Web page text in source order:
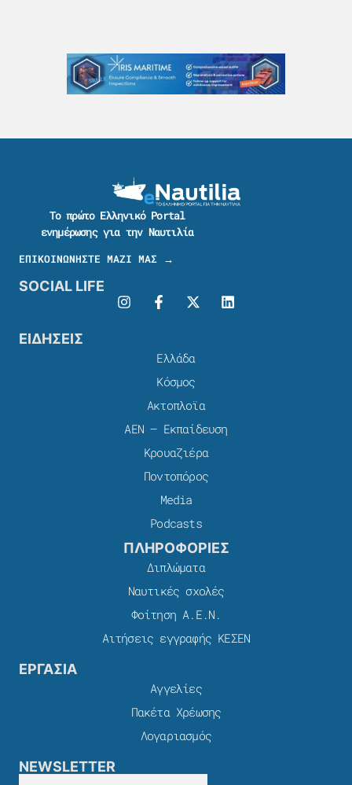
Το πρώτο Ελληνικό Portal
ενημέρωσης για την Ναυτιλία
ΕΠΙΚΟΙΝΩΝΗΣΤΕ ΜΑΖΙ ΜΑΣ →
SOCIAL LIFE
ΕΙΔΗΣΕΙΣ
Ελλάδα
Κόσμος
Ακτοπλοϊα
ΑΕΝ – Εκπαίδευση
Κρουαζιέρα
Ποντοπόρος
Media
Podcasts
ΠΛΗΡΟΦΟΡΙΕΣ
Διπλώματα
Ναυτικές σχολές
Φοίτηση Α.Ε.Ν.
Αιτήσεις εγγραφής ΚΕΣΕΝ
ΕΡΓΑΣΙΑ
Αγγελίες
Πακέτα Χρέωσης​
Λογαριασμός
NEWSLETTER